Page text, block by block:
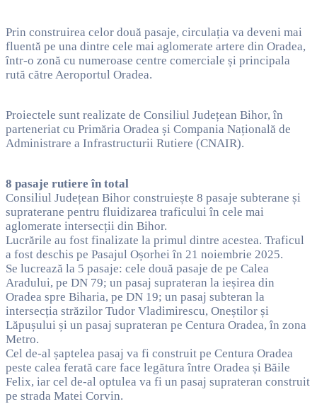
Prin construirea celor două pasaje, circulația va deveni mai
fluentă pe una dintre cele mai aglomerate artere din Oradea,
într-o zonă cu numeroase centre comerciale și principala
rută către Aeroportul Oradea.
Proiectele sunt realizate de Consiliul Județean Bihor, în
parteneriat cu Primăria Oradea și Compania Națională de
Administrare a Infrastructurii Rutiere (CNAIR).
8 pasaje rutiere în total
Consiliul Județean Bihor construiește 8 pasaje subterane și
supraterane pentru fluidizarea traficului în cele mai
aglomerate intersecții din Bihor.
Lucrările au fost finalizate la primul dintre acestea. Traficul
a fost deschis pe Pasajul Oșorhei în 21 noiembrie 2025.
Se lucrează la 5 pasaje: cele două pasaje de pe Calea
Aradului, pe DN 79; un pasaj suprateran la ieșirea din
Oradea spre Biharia, pe DN 19; un pasaj subteran la
intersecția străzilor Tudor Vladimirescu, Oneștilor și
Lăpușului și un pasaj suprateran pe Centura Oradea, în zona
Metro.
Cel de-al șaptelea pasaj va fi construit pe Centura Oradea
peste calea ferată care face legătura între Oradea și Băile
Felix, iar cel de-al optulea va fi un pasaj suprateran construit
pe strada Matei Corvin.